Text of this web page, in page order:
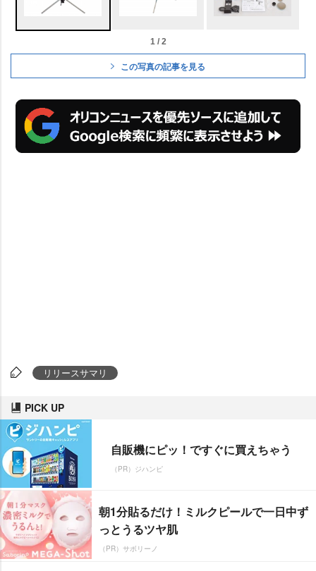
1 / 2
この写真の記事を見る
リリースサマリ
PICK UP
自販機にピッ！ですぐに買えちゃう
（PR）ジハンピ
朝1分貼るだけ！ミルクピールで一日中ず
っとうるツヤ肌
（PR）サボリーノ